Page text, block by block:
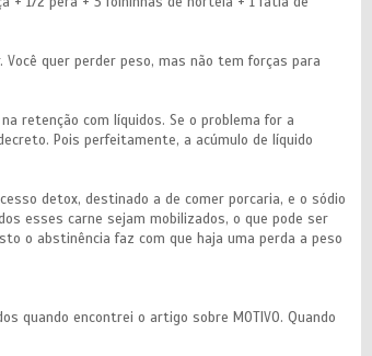
quer perder peso, mas não tem forças para
retenção com líquidos. Se o problema for a
Pois perfeitamente, a acúmulo de líquido
detox, destinado a de comer porcaria, e o sódio
esses carne sejam mobilizados, o que pode ser
o abstinência faz com que haja uma perda a peso
quando encontrei o artigo sobre MOTIVO. Quando